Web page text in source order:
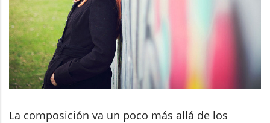
La composición va un poco más allá de los